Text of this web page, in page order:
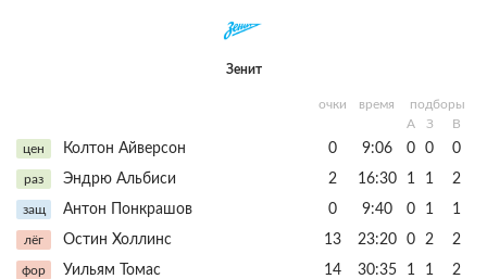
Зенит
очки время
подборы
А
З
В
цен
Колтон Айверсон 0 9:06 0 0 0
раз Эндрю Альбиси 2 16:30 1 1 2
защ Антон Понкрашов 0 9:40 0 1 1
лёг Остин Холлинс 13 23:20 0 2 2
фор Уильям Томас 14 30:35 1 1 2